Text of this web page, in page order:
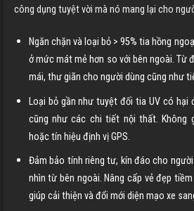
công dụng tuyệt vời mà nó mang lại cho
Ngăn chặn và loại bỏ > 95% tia hồng
ở mức mát mẻ hơn so với bên ngoài. Từ
mái, thư giãn cho người dùng cũng như
Loại bỏ gần như tuyệt đối tia UV có hại
cũng như các chi tiết nội thất. Không
hoặc tín hiệu định vị GPS.
Đảm bảo tính riêng tư, kín đáo cho
nhìn từ bên ngoài. Nâng cấp vẻ đẹp
giúp cải thiện và đổi mới diện mạo xe